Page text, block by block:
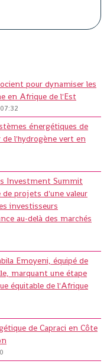
pour dynamiser les
en Afrique de l'Est
énergétiques de
l'hydrogène vert en
Investment Summit
projets d'une valeur
investisseurs
au-delà des marchés
Emoyeni, équipé de
marquant une étape
équitable de l'Afrique
de Capraci en Côte